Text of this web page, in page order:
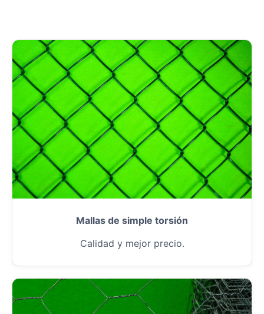
Mallas de simple torsión
Calidad y mejor precio.